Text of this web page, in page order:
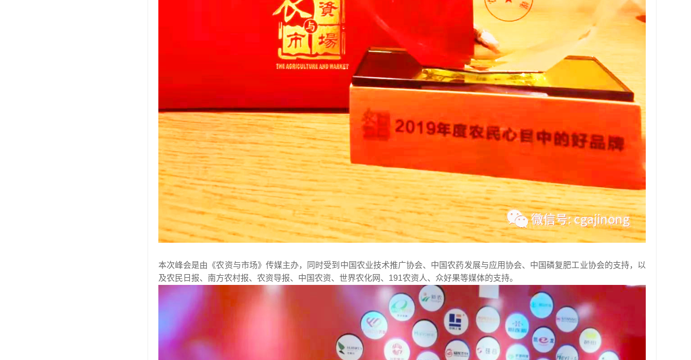
本次峰会是由《农资与市场》传媒主办，同时受到中国农业技术推广协会、中国农药发展与应用协会、中国磷复肥工业协会的支持，以
及农民日报、南方农村报、农资导报、中国农资、世界农化网、191农资人、众好果等媒体的支持。